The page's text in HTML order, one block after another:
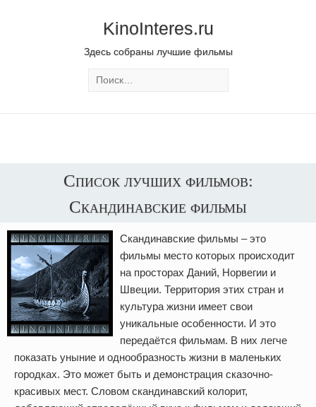
KinoInteres.ru
Здесь собраны лучшие фильмы
Список лучших фильмов:
Скандинавские фильмы
Скандинавские фильмы – это
фильмы место которых происходит
на просторах Даний, Норвегии и
Швеции. Территория этих стран и
культура жизни имеет свои
уникальные особенности. И это
передаётся фильмам. В них легче
показать уныние и однообразность жизни в маленьких
городках. Это может быть и демонстрация сказочно-
красивых мест. Словом скандинавский колорит,